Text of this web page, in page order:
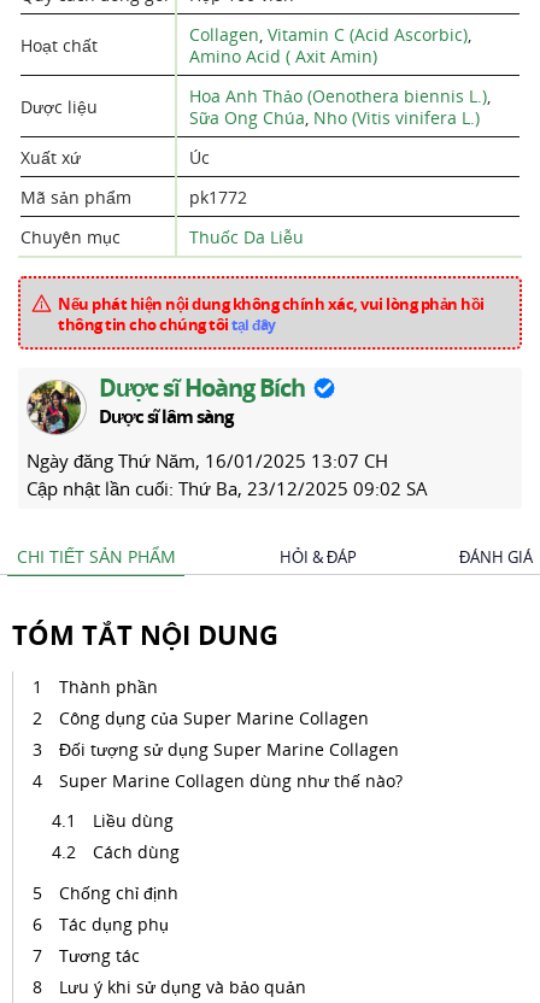
Hoạt chất Collagen, Vitamin C (Acid Ascorbic),
Amino Acid ( Axit Amin)
Dược liệu Hoa Anh Thảo (Oenothera biennis L.),
Sữa Ong Chúa, Nho (Vitis vinifera L.)
Xuất xứ
Úc
Mã sản phẩm
pk1772
Chuyên mục
Thuốc Da Liễu
Nếu phát hiện nội dung không chính xác, vui lòng phản hồi
thông tin cho chúng tôitại đây
Dược sĩ Hoàng Bích
Dược sĩ lâm sàng
Ngày đăng Thứ Năm, 16/01/2025 13:07 CH
Cập nhật lần cuối: Thứ Ba, 23/12/2025 09:02 SA
CHI TIẾT SẢN PHẨM HỎI & ĐÁP ĐÁNH GIÁ
TÓM TẮT NỘI DUNG
Thành phần
Công dụng của Super Marine Collagen
Đối tượng sử dụng Super Marine Collagen
Super Marine Collagen dùng như thế nào?
Liều dùng
Cách dùng
Chống chỉ định
Tác dụng phụ
Tương tác
Lưu ý khi sử dụng và bảo quản